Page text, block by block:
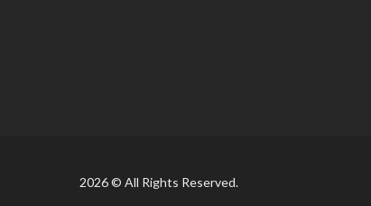
2026 © All Rights Reserved.